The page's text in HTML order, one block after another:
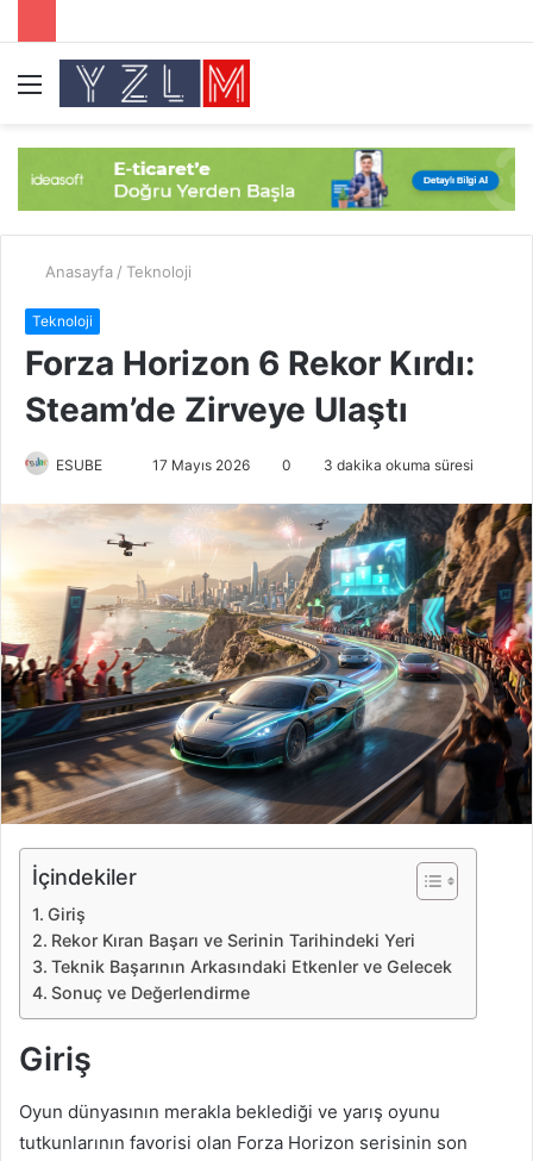
Menü
Anasayfa / Teknoloji
Teknoloji
Forza Horizon 6 Rekor Kırdı:
Steam’de Zirveye Ulaştı
ESUBE
r
e
p
o
s
t
a
g
ö
n
e
17 Mayıs 2026 0 3 dakika okuma süresi
İçindekiler
Giriş
Rekor Kıran Başarı ve Serinin Tarihindeki Yeri
Teknik Başarının Arkasındaki Etkenler ve Gelecek
Sonuç ve Değerlendirme
Giriş
Oyun dünyasının merakla beklediği ve yarış oyunu
tutkunlarının favorisi olan Forza Horizon serisinin son